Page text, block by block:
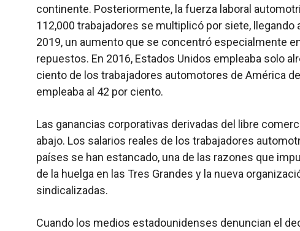
continente. Posteriormente, la fuerza laboral
112,000 trabajadores se multiplicó por siete, llegando
2019, un aumento que se concentró especialmente
repuestos. En 2016, Estados Unidos empleaba solo
ciento de los trabajadores automotores de América
empleaba al 42 por ciento.
Las ganancias corporativas derivadas del libre
abajo. Los salarios reales de los trabajadores
países se han estancado, una de las razones que
de la huelga en las Tres Grandes y la nueva
sindicalizadas.
Cuando los medios estadounidenses denuncian el